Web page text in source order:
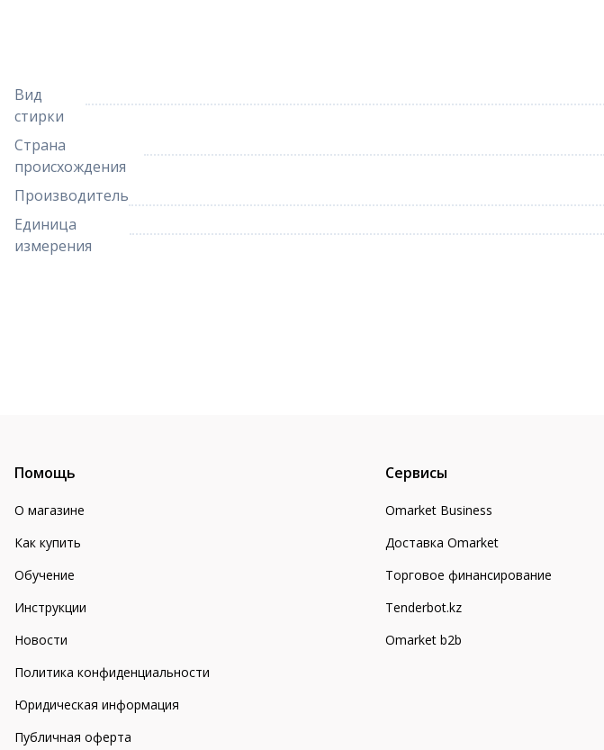
Вид
стирки
Страна
происхождения
Производитель
Единица
измерения
Помощь
О магазине
Как купить
Обучение
Инструкции
Новости
Политика конфиденциальности
Юридическая информация
Публичная оферта
Сервисы
Omarket Business
Доставка Omarket
Торговое финансирование
Tenderbot.kz
Omarket b2b